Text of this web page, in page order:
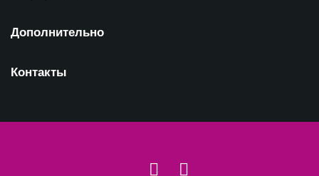
Дополнительно
Контакты